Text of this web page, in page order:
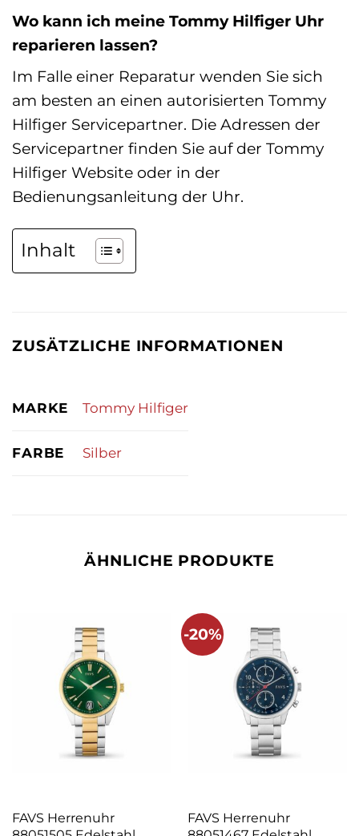
Wo kann ich meine Tommy Hilfiger Uhr
reparieren lassen?
Im Falle einer Reparatur wenden Sie sich
am besten an einen autorisierten Tommy
Hilfiger Servicepartner. Die Adressen der
Servicepartner finden Sie auf der Tommy
Hilfiger Website oder in der
Bedienungsanleitung der Uhr.
Inhalt
ZUSÄTZLICHE INFORMATIONEN
MARKE Tommy Hilfiger
FARBE Silber
ÄHNLICHE PRODUKTE
FAVS Herrenuhr
-20%
FAVS Herrenuhr